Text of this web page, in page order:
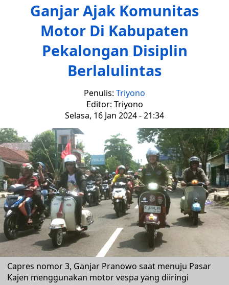
Ganjar Ajak Komunitas
Motor Di Kabupaten
Pekalongan Disiplin
Berlalulintas
Penulis: Triyono
Editor: Triyono
Selasa, 16 Jan 2024 - 21:34
Capres nomor 3, Ganjar Pranowo saat menuju Pasar
Kajen menggunakan motor vespa yang diiringi